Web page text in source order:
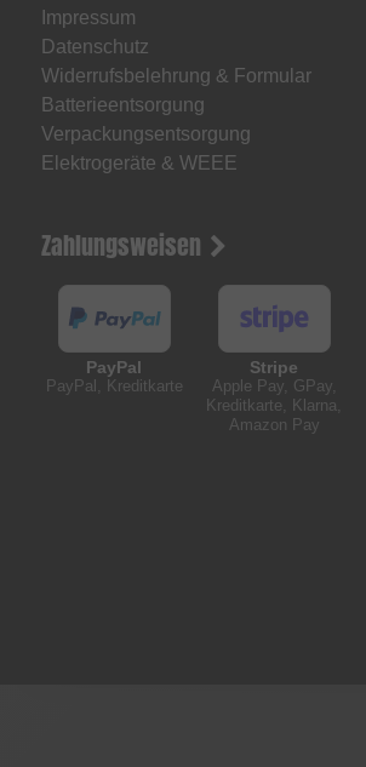
Impressum
Datenschutz
Widerrufsbelehrung & Formular
Batterieentsorgung
Verpackungsentsorgung
Elektrogeräte & WEEE
Zahlungsweisen
PayPal
PayPal, Kreditkarte
Stripe
Apple Pay, GPay,
Kreditkarte, Klarna,
Amazon Pay